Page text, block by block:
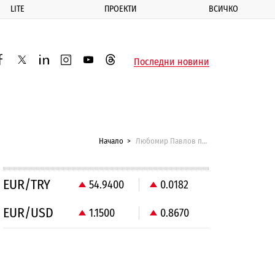
LITE ПРОЕКТИ ВСИЧКО
twitterlinkedininstagram
youtubethreadsПоследни новини
Начало Любомир Павлов пак в следствието
EUR/TRY 54.9400 0.0182
EUR/USD 1.1500 0.8670